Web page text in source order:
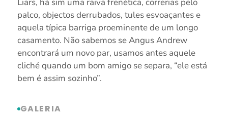
palco, objectos derrubados, tules esvoaçantes e
aquela típica barriga proeminente de um longo
casamento. Não sabemos se Angus Andrew
encontrará um novo par, usamos antes aquele
cliché quando um bom amigo se separa, “ele está
bem é assim sozinho”.
GALERIA